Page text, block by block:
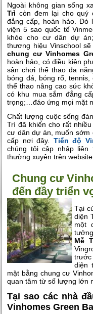
Ngoài không gian sống
Trì còn đem lại cho quý
đẳng cấp, hoàn hảo. Đó
viện 5 sao quốc tế
khỏe cho cư dân dự
thương hiệu Vinschool
chung cư Vinhomes
hoàn hảo, có điều kiện
sân chơi thể thao đa
bóng đá, bóng rổ,
thể thao nâng cao sức
có khu mua sắm đẳng
trọng;…đáo ứng mọi mặt
Chất lượng cuộc sống
Trì đã khiến cho rất
cư dân dự án, muốn sớm
cấp nơi đây. Tiến độ
chúng tôi cập nhập
thường xuyên trên website.
Chung cư
đến đầy triển
Tại
diện
một
Mễ
diện
mặt bằng chung cư
quan tâm từ số lượng lớn
Tại sao các nhà
Vinhomes Green